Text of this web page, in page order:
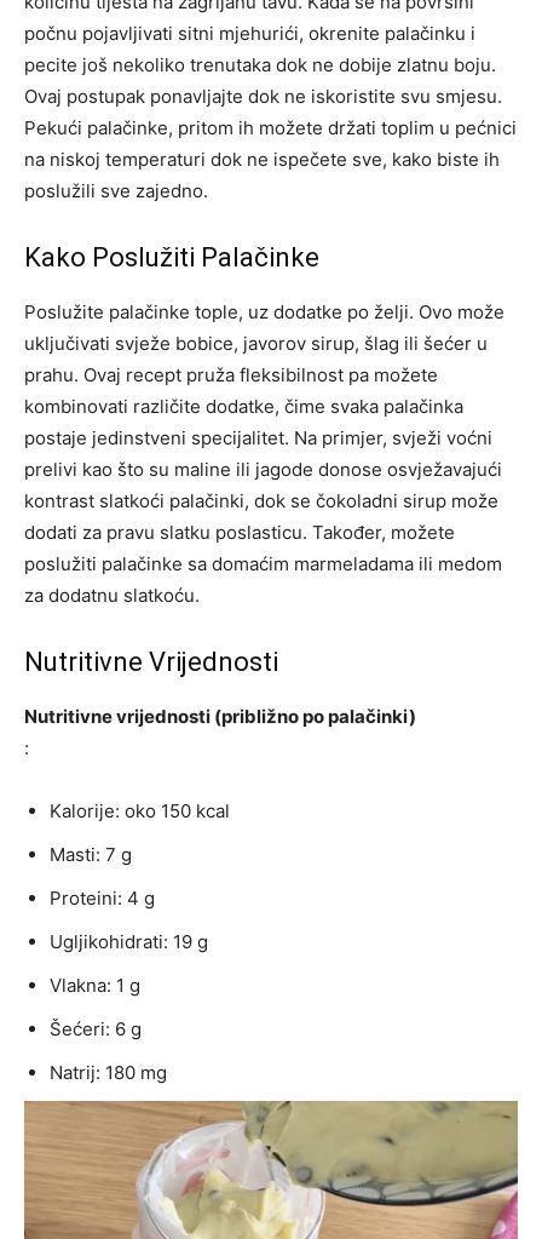
počnu pojavljivati sitni mjehurići, okrenite palačinku i
pecite još nekoliko trenutaka dok ne dobije zlatnu boju.
Ovaj postupak ponavljajte dok ne iskoristite svu smjesu.
Pekući palačinke, pritom ih možete držati toplim u pećnici
na niskoj temperaturi dok ne ispečete sve, kako biste ih
poslužili sve zajedno.
Kako Poslužiti Palačinke
Poslužite palačinke tople, uz dodatke po želji. Ovo može
uključivati svježe bobice, javorov sirup, šlag ili šećer u
prahu. Ovaj recept pruža fleksibilnost pa možete
kombinovati različite dodatke, čime svaka palačinka
postaje jedinstveni specijalitet. Na primjer, svježi voćni
prelivi kao što su maline ili jagode donose osvježavajući
kontrast slatkoći palačinki, dok se čokoladni sirup može
dodati za pravu slatku poslasticu. Također, možete
poslužiti palačinke sa domaćim marmeladama ili medom
za dodatnu slatkoću.
Nutritivne Vrijednosti
Nutritivne vrijednosti (približno po palačinki)
:
Kalorije: oko 150 kcal
Masti: 7 g
Proteini: 4 g
Ugljikohidrati: 19 g
Vlakna: 1 g
Šećeri: 6 g
Natrij: 180 mg